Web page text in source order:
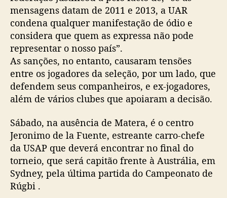
mensagens datam de 2011 e 2013, a UAR
condena qualquer manifestação de ódio e
considera que quem as expressa não pode
representar o nosso país”.
As sanções, no entanto, causaram tensões
entre os jogadores da seleção, por um lado, que
defendem seus companheiros, e ex-jogadores,
além de vários clubes que apoiaram a decisão.
Sábado, na ausência de Matera, é o centro
Jeronimo de la Fuente, estreante carro-chefe
da USAP que deverá encontrar no final do
torneio, que será capitão frente à Austrália, em
Sydney, pela última partida do Campeonato de
Rúgbi .